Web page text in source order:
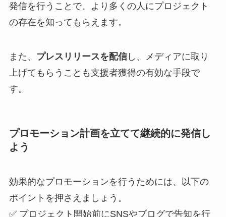
発信を行うことで、より多くの人にプロジェクト
の存在を知ってもらえます。
また、 プレスリリースを配信し、メディアに取り
上げてもらうことも支援者獲得の有効な手段で
す。
プロモーション計画を立てて継続的に発信し
よう
効果的なプロモーションを行うためには、以下の
ポイントを押さえましょう。
✅ プロジェクト開始前にSNSやブログで告知を行